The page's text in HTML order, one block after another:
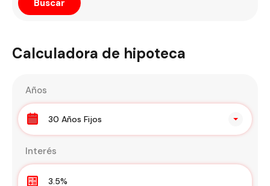
Calculadora de hipoteca
Años
30 Años Fijos
Interés